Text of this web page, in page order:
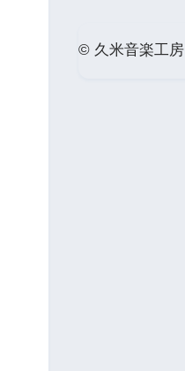
© 久米音楽工房